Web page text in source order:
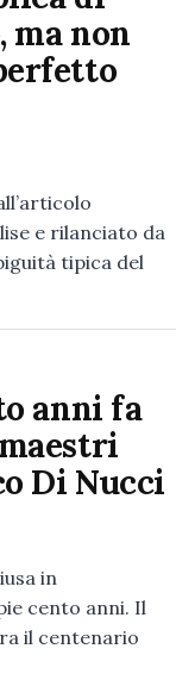
ma non
e rilanciato da
tipica del
anni fa
Di Nucci
in
cento anni. Il
il centenario